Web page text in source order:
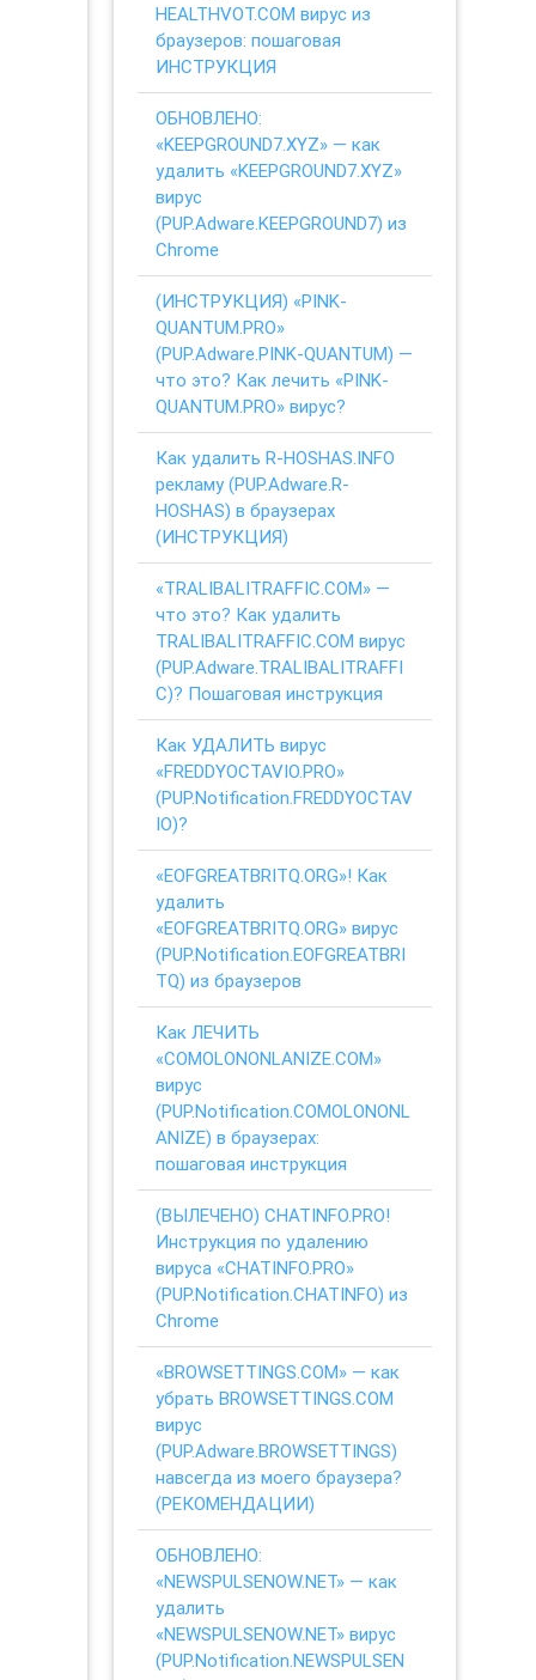
HEALTHVOT.COM вирус из
браузеров: пошаговая
ИНСТРУКЦИЯ
ОБНОВЛЕНО:
«KEEPGROUND7.XYZ» — как
удалить «KEEPGROUND7.XYZ»
вирус
(PUP.Adware.KEEPGROUND7) из
Chrome
(ИНСТРУКЦИЯ) «PINK-
QUANTUM.PRO»
(PUP.Adware.PINK-QUANTUM) —
что это? Как лечить «PINK-
QUANTUM.PRO» вирус?
Как удалить R-HOSHAS.INFO
рекламу (PUP.Adware.R-
HOSHAS) в браузерах
(ИНСТРУКЦИЯ)
«TRALIBALITRAFFIC.COM» —
что это? Как удалить
TRALIBALITRAFFIC.COM вирус
(PUP.Adware.TRALIBALITRAFFI
C)? Пошаговая инструкция
Как УДАЛИТЬ вирус
«FREDDYOCTAVIO.PRO»
(PUP.Notification.FREDDYOCTAV
IO)?
«EOFGREATBRITQ.ORG»! Как
удалить
«EOFGREATBRITQ.ORG» вирус
(PUP.Notification.EOFGREATBRI
TQ) из браузеров
Как ЛЕЧИТЬ
«COMOLONONLANIZE.COM»
вирус
(PUP.Notification.COMOLONONL
ANIZE) в браузерах:
пошаговая инструкция
(ВЫЛЕЧЕНО) CHATINFO.PRO!
Инструкция по удалению
вируса «CHATINFO.PRO»
(PUP.Notification.CHATINFO) из
Chrome
«BROWSETTINGS.COM» — как
убрать BROWSETTINGS.COM
вирус
(PUP.Adware.BROWSETTINGS)
навсегда из моего браузера?
(РЕКОМЕНДАЦИИ)
ОБНОВЛЕНО:
«NEWSPULSENOW.NET» — как
удалить
«NEWSPULSENOW.NET» вирус
(PUP.Notification.NEWSPULSEN